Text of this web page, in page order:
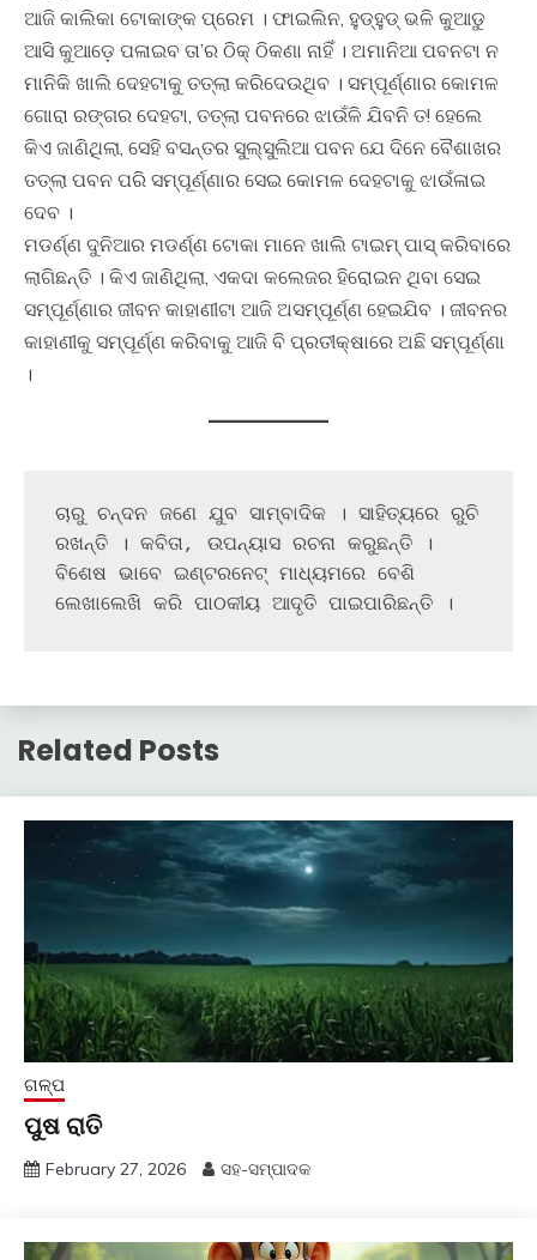
ଆଜି କାଲିକା ଟୋକାଙ୍କ ପ୍ରେମ । ଫାଇଲିନ, ହୁଡ୍‍ହୁଡ୍‍ ଭଳି କୁଆଡୁ
ଆସି କୁଆଡ଼େ ପଳାଇବ ତା’ର ଠିକ୍‍ ଠିକଣା ନାହିଁ । ଅମାନିଆ ପବନଟା ନ
ମାନିକି ଖାଲି ଦେହଟାକୁ ତତ୍‍ଲା କରିଦେଉଥିବ । ସମ୍ପୂର୍ଣ୍ଣାର କୋମଳ
ଗୋରା ରଙ୍ଗର ଦେହଟା, ତତ୍‍ଲା ପବନରେ ଝାଉଁଳି ଯିବନି ତ! ହେଲେ
କିଏ ଜାଣିଥିଲା, ସେହି ବସନ୍ତର ସୁଲ୍‍ସୁଲିଆ ପବନ ଯେ ଦିନେ ବୈଶାଖର
ତତ୍‍ଲା ପବନ ପରି ସମ୍ପୂର୍ଣ୍ଣାର ସେଇ କୋମଳ ଦେହଟାକୁ ଝାଉଁଳାଇ
ଦେବ ।
ମଡର୍ଣ୍ଣ ଦୁନିଆର ମଡର୍ଣ୍ଣ ଟୋକା ମାନେ ଖାଲି ଟାଇମ୍‍ ପାସ୍‍ କରିବାରେ
ଲାଗିଛନ୍ତି । କିଏ ଜାଣିଥିଲା, ଏକଦା କଲେଜର ହିରୋଇନ ଥିବା ସେଇ
ସମ୍ପୂର୍ଣ୍ଣାର ଜୀବନ କାହାଣୀଟା ଆଜି ଅସମ୍ପୂର୍ଣ୍ଣ ହେଇଯିବ । ଜୀବନର
କାହାଣୀକୁ ସମ୍ପୂର୍ଣ୍ଣ କରିବାକୁ ଆଜି ବି ପ୍ରତୀକ୍ଷାରେ ଅଛି ସମ୍ପୂର୍ଣ୍ଣା
।
ଚାରୁ ଚନ୍ଦନ ଜଣେ ଯୁବ ସାମ୍ବାଦିକ । ସାହିତ୍ୟରେ ରୁଚି
ରଖନ୍ତି । କବିତା, ଉପନ୍ୟାସ ରଚନା କରୁଛନ୍ତି ।
ବିଶେଷ ଭାବେ ଇଣ୍ଟରନେଟ୍ ମାଧ୍ୟମରେ ବେଶି
ଲେଖାଲେଖି କରି ପାଠକୀୟ ଆଦୃତି ପାଇପାରିଛନ୍ତି ।
Related Posts
ଗଳ୍ପ
ପୁଷ ରାତି
February 27, 2026 ସହ-ସମ୍ପାଦକ